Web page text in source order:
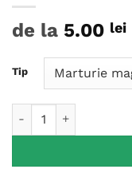
de la 5.00 lei
Tip